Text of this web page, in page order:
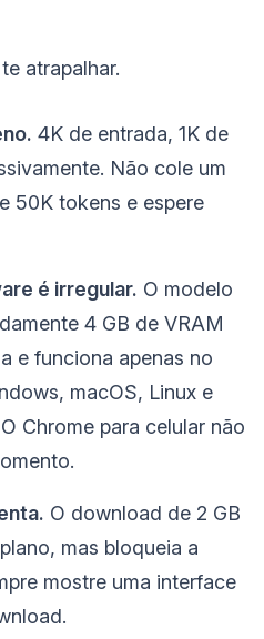
atrapalhar.
4K de entrada, 1K de
Não cole um
50K tokens e espere
é irregular. O modelo
4 GB de VRAM
e funciona apenas no
macOS, Linux e
Chrome para celular não
O download de 2 GB
mas bloqueia a
mostre uma interface